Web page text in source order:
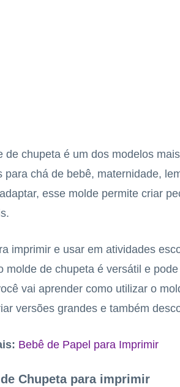
de chupeta é um dos modelos
para chá de bebê, maternidade,
esse molde permite criar
imprimir e usar em atividades
molde de chupeta é versátil e
vai aprender como utilizar o
versões grandes e também
Bebê de Papel para Imprimir
Chupeta para imprimir